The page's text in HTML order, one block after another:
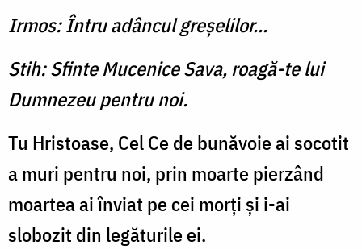
Irmos: Întru adâncul greşelilor...
Stih: Sfinte Mucenice Sava, roagă-te lui
Dumnezeu pentru noi.
Tu Hristoase, Cel Ce de bunăvoie ai socotit
a muri pentru noi, prin moarte pierzând
moartea ai înviat pe cei morţi şi i-ai
slobozit din legăturile ei.